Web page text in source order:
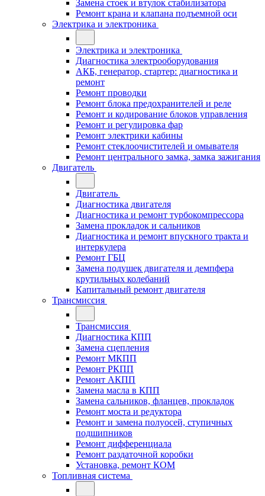
Замена стоек и втулок стабилизатора
Ремонт крана и клапана подъемной оси
Электрика и электроника
Электрика и электроника
Диагностика электрооборудования
АКБ, генератор, стартер: диагностика и
ремонт
Ремонт проводки
Ремонт блока предохранителей и реле
Ремонт и кодирование блоков управления
Ремонт и регулировка фар
Ремонт электрики кабины
Ремонт стеклоочистителей и омывателя
Ремонт центрального замка, замка зажигания
Двигатель
Двигатель
Диагностика двигателя
Диагностика и ремонт турбокомпрессора
Замена прокладок и сальников
Диагностика и ремонт впускного тракта и
интеркулера
Ремонт ГБЦ
Замена подушек двигателя и демпфера
крутильных колебаний
Капитальный ремонт двигателя
Трансмиссия
Трансмиссия
Диагностика КПП
Замена сцепления
Ремонт МКПП
Ремонт РКПП
Ремонт АКПП
Замена масла в КПП
Замена сальников, фланцев, прокладок
Ремонт моста и редуктора
Ремонт и замена полуосей, ступичных
подшипников
Ремонт дифференциала
Ремонт раздаточной коробки
Установка, ремонт КОМ
Топливная система